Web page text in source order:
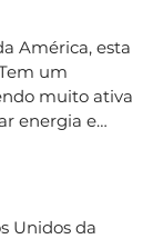
América, esta
um
muito ativa
energia e…
Unidos da